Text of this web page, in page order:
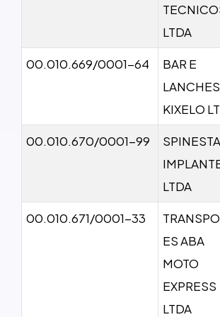
LTDA
00.010.669/0001-64
BAR E
LANCHES
KIXELO
00.010.670/0001-99
LTDA
00.010.671/0001-33
ES ABA
MOTO
EXPRESS
LTDA